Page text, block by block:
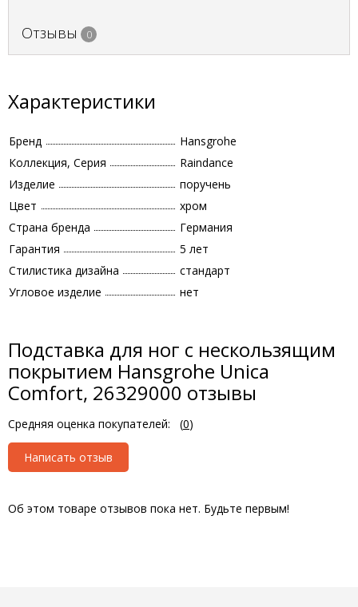
Отзывы 0
Характеристики
Бренд
Hansgrohe
Коллекция, Серия
Raindance
Изделие
поручень
Цвет
хром
Страна бренда
Германия
Гарантия
5 лет
Стилистика дизайна
стандарт
Угловое изделие
нет
Подставка для ног с нескользящим
покрытием Hansgrohe Unica
Comfort, 26329000 отзывы
Средняя оценка покупателей: (0)
Написать отзыв
Об этом товаре отзывов пока нет. Будьте первым!